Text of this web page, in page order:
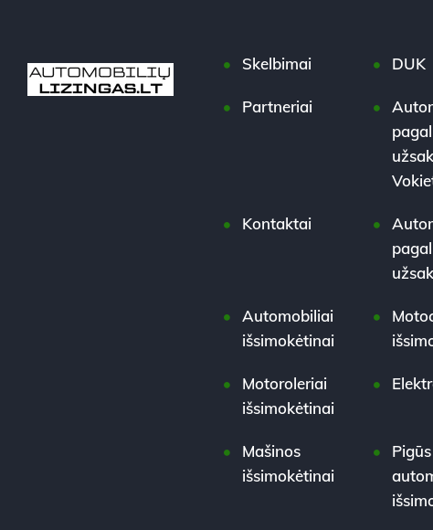
Skelbimai DUK
Partneriai
pagal
Kontaktai
pagal
Automobiliai
išsimokėtinai
Motoroleriai
išsimokėtinai
Mašinos
išsimokėtinai
Pigūs